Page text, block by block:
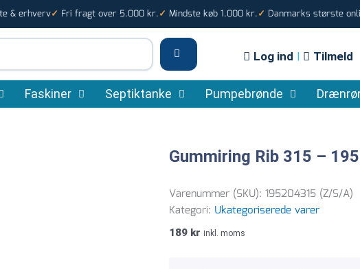
& erhverv✓ Fri fragt over 5.000 kr. ✓ Mindste køb 1.000 kr. ✓ Danmarks største
Log ind | Tilmeld
Faskiner Septiktanke Pumpebrønde
Gummiring Rib 315 –
Varenummer (SKU): 195204315 (Z/S/A)
Kategori: Ukategoriserede varer
189 kr inkl. moms